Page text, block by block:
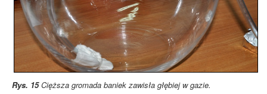
Rys. 15Cięższa gromada baniek zawisła głębiej w gazie.